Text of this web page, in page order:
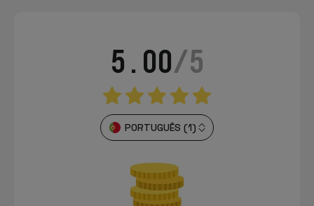
5.00/5
PORTUGUÊS (1)